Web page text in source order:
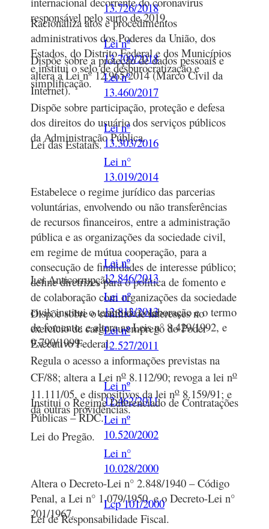
responsável pelo surto de 2019.
13.726/2018
Racionaliza atos e procedimentos
administrativos dos Poderes da União, dos
Estados, do Distrito Federal e dos Municípios
e institui o selo de desburocratização e
simplificação.
Lei nº
13.709/2018
Dispõe sobre a proteção de dados pessoais e
altera a Lei nº 12.965/2014 (Marco Civil da
Internet).
Lei nº
13.460/2017
Dispõe sobre participação, proteção e defesa
dos direitos do usuário dos serviços públicos
da Administração Pública.
Lei nº
13.303/2016
Lei das Estatais.
Lei n°
13.019/2014
Estabelece o regime jurídico das parcerias
voluntárias, envolvendo ou não transferências
de recursos financeiros, entre a administração
pública e as organizações da sociedade civil,
em regime de mútua cooperação, para a
consecução de finalidades de interesse público;
define diretrizes para o política de fomento e
de colaboração com organizações da sociedade
civil; institui o termo de colaboração e o termo
de fomento; e altera as Leis n° 8.429/1992, e
9.790/1999.
Lei nº
12.846/2013
Lei Anticorrupção.
Lei nº
12.813/2013
Dispõe sobre o conflito de interesses no
exercício de cargo ou emprego do Poder
Executivo Federal.
Lei nº
12.527/2011
Regula o acesso a informações previstas na
CF/88; altera a Lei no8.112/90; revoga a lei no
11.111/05, e dispositivos da lei no8.159/91; e
dá outras providências.
Lei nº
12.462/2011
Institui o Regime Diferenciado de Contratações
Públicas – RDC.Lei nº
10.520/2002
Lei do Pregão.
Lei n°
10.028/2000
Altera o Decreto-Lei n° 2.848/1940 – Código
Penal, a Lei n° 1.079/1950, e o Decreto-Lei n°
201/1967.
Lcp 101/2000
Lei de Responsabilidade Fiscal.